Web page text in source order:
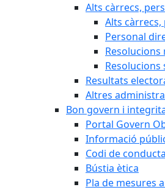
Alts càrrecs,
Alts
Personal
Resultats
Altres
Bon govern i
Portal Govern
Informació
Codi de conducta
Bústia ètica
Pla de mesures